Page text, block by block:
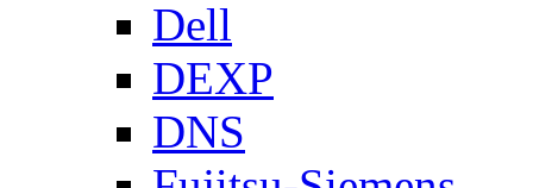
Dell
DEXP
DNS